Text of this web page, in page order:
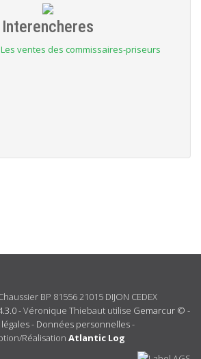
Interencheres
ventes des commissaires-priseurs
BP 81556 21015 DIJON CEDEX
- Véronique Thiebaut utilise Gemarcur © -
- Données personnelles-
Réalisation Atlantic Log